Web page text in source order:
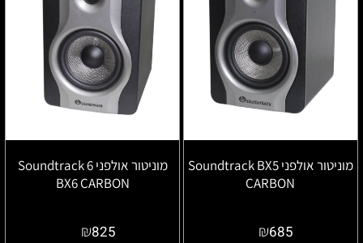
מוניטור אולפני Soundtrack BX5
CARBON
₪685
מוניטור אולפני 6 Soundtrack
BX6 CARBON
₪825